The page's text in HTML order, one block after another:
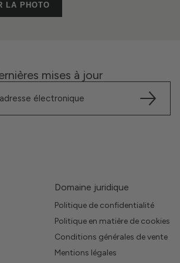
LA PHOTO
mises à jour
Domaine juridique
Politique de confidentialité
Politique en matière de cookies
Conditions générales de vente
Mentions légales